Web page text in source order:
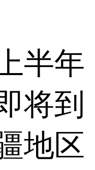
半年
将到
地区